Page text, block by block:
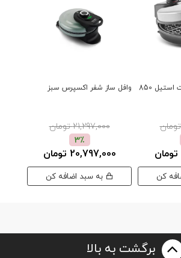
وافل ساز کاراجا کرافت استیل 850
وافل ساز شفر اکسپرس سبز
21,297,000 تومان
3٪
20,797,000 تومان
برگشت به بالا